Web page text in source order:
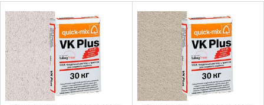
Оплата
Доставка
Сотрудничество
Галерея объектов
Контакты